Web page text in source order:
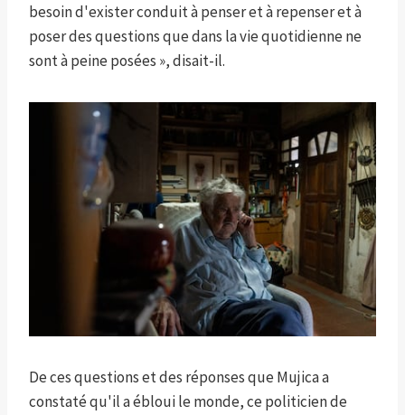
besoin d'exister conduit à penser et à repenser et à
poser des questions que dans la vie quotidienne ne
sont à peine posées », disait-il.
De ces questions et des réponses que Mujica a
constaté qu'il a ébloui le monde, ce politicien de